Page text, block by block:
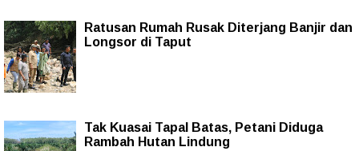
Ratusan Rumah Rusak Diterjang Banjir dan
Longsor di Taput
Tak Kuasai Tapal Batas, Petani Diduga
Rambah Hutan Lindung